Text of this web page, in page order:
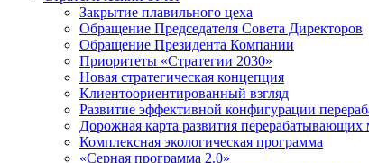
Закрытие плавильного цеха
Обращение Председателя Совета Директоров
Обращение Президента Компании
Приоритеты «Стратегии 2030»
Новая стратегическая концепция
Клиентоориентированный взгляд
Развитие эффективной конфигурации
Дорожная карта развития перерабатывающих
Комплексная экологическая программа
«Серная программа 2.0»